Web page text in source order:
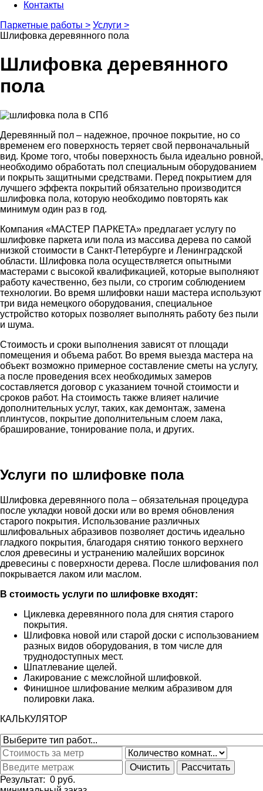
Контакты
Паркетные работы > Услуги >
Шлифовка деревянного пола
Шлифовка деревянного
пола
Деревянный пол – надежное, прочное покрытие, но со
временем его поверхность теряет свой первоначальный
вид. Кроме того, чтобы поверхность была идеально ровной,
необходимо обработать пол специальным оборудованием
и покрыть защитными средствами. Перед покрытием для
лучшего эффекта покрытий обязательно производится
шлифовка пола, которую необходимо повторять как
минимум один раз в год.
Компания «МАСТЕР ПАРКЕТА» предлагает услугу по
шлифовке паркета или пола из массива дерева по самой
низкой стоимости в Санкт-Петербурге и Ленинградской
области. Шлифовка пола осуществляется опытными
мастерами с высокой квалификацией, которые выполняют
работу качественно, без пыли, со строгим соблюдением
технологии. Во время шлифовки наши мастера используют
три вида немецкого оборудования, специальное
устройство которых позволяет выполнять работу без пыли
и шума.
Стоимость и сроки выполнения зависят от площади
помещения и объема работ. Во время выезда мастера на
объект возможно примерное составление сметы на услугу,
а после проведения всех необходимых замеров
составляется договор с указанием точной стоимости и
сроков работ. На стоимость также влияет наличие
дополнительных услуг, таких, как демонтаж, замена
плинтусов, покрытие дополнительным слоем лака,
браширование, тонирование пола, и других.
Услуги по шлифовке пола
Шлифовка деревянного пола – обязательная процедура
после укладки новой доски или во время обновления
старого покрытия. Использование различных
шлифовальных абразивов позволяет достичь идеально
гладкого покрытия, благодаря снятию тонкого верхнего
слоя древесины и устранению малейших ворсинок
древесины с поверхности дерева. После шлифования пол
покрывается лаком или маслом.
В стоимость услуги по шлифовке входят:
Циклевка деревянного пола для снятия старого
покрытия.
Шлифовка новой или старой доски с использованием
разных видов оборудования, в том числе для
труднодоступных мест.
Шпатлевание щелей.
Лакирование с межслойной шлифовкой.
Финишное шлифование мелким абразивом для
полировки лака.
КАЛЬКУЛЯТОР
Результат: 0 руб.